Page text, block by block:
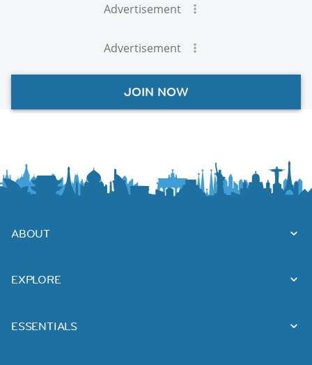
Advertisement
Advertisement
JOIN NOW
ABOUT
EXPLORE
ESSENTIALS